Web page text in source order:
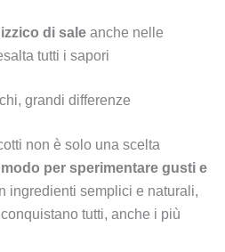
di sale anche nelle
tutti i sapori
grandi differenze
non è solo una scelta
per sperimentare gusti e
ingredienti semplici e naturali,
tutti, anche i più